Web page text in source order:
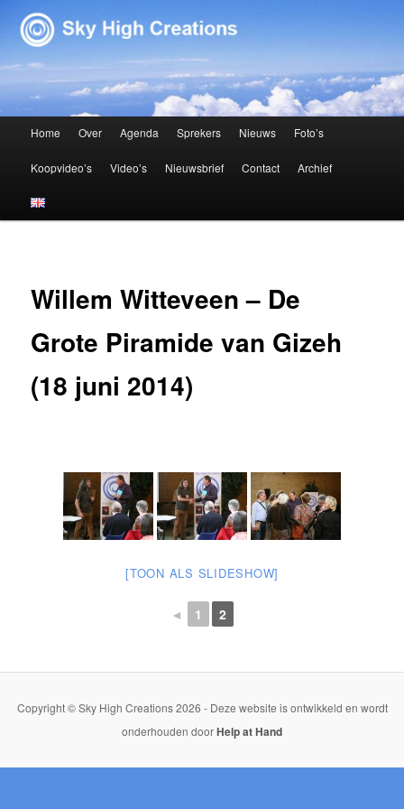
Sky High Creations
Spring naar de primaire inhoud
Spring naar de secundaire inhoud
Home Over Agenda Sprekers Nieuws Foto’s
Koopvideo’s Video’s Nieuwsbrief Contact Archief
Willem Witteveen – De
Grote Piramide van Gizeh
(18 juni 2014)
[TOON ALS SLIDESHOW]
◄ 1 2
Copyright © Sky High Creations 2026 - Deze website is ontwikkeld en wordt
onderhouden doorHelp at Hand